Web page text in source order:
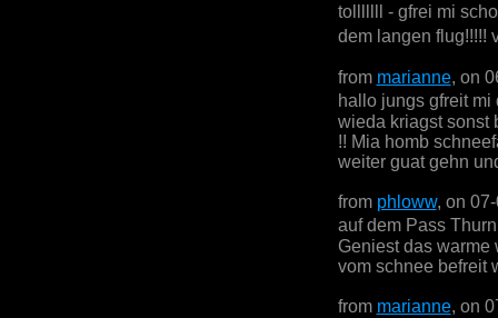
tolllllll - gfrei mi
dem langen
from marianne, on
hallo jungs gfreit
wieda kriagst sonst
!! Mia homb
weiter guat gehn
from phloww, on
auf dem Pass
Geniest das warme
vom schnee befreit
from marianne, on